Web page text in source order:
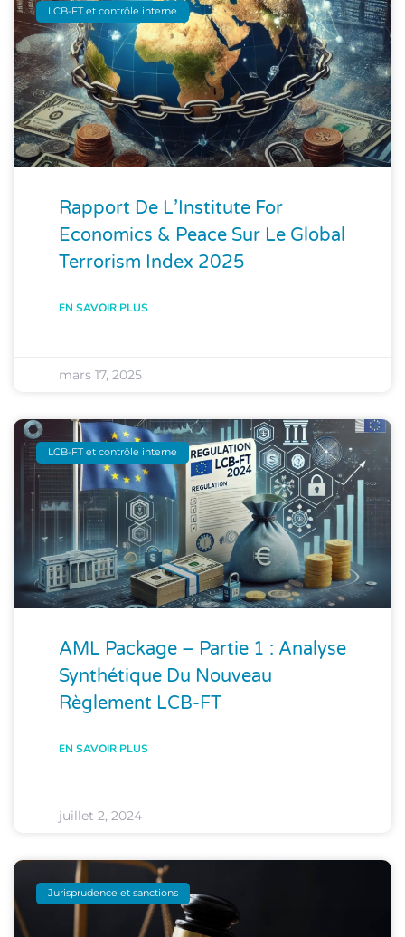
LCB-FT et contrôle interne
Rapport De L’Institute For
Economics & Peace Sur Le Global
Terrorism Index 2025
EN SAVOIR PLUS
mars 17, 2025
LCB-FT et contrôle interne
AML Package – Partie 1 : Analyse
Synthétique Du Nouveau
Règlement LCB-FT
EN SAVOIR PLUS
juillet 2, 2024
Jurisprudence et sanctions